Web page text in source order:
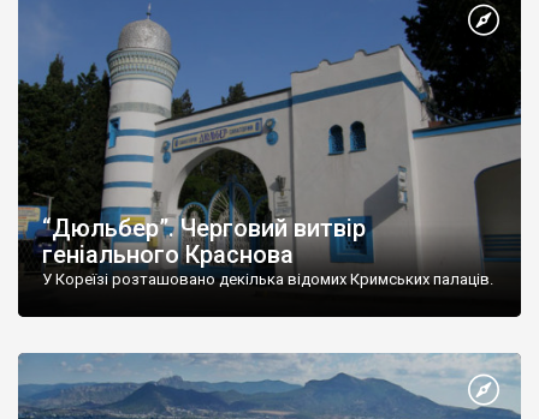
“Дюльбер”. Черговий витвір
геніального Краснова
У Кореїзі розташовано декілька відомих Кримських палаців.